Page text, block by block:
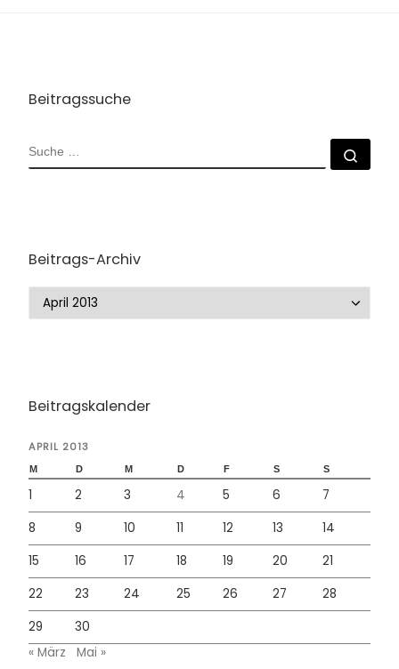
Beitragssuche
SUCHE
Beitrags-Archiv
Beitragskalender
APRIL 2013
M D M D F S S
1 2 3 4 5 6
7
8
9 10 11 12 13
14
15
16 17 18 19 20
21
22
23 24 25 26 27
28
29
30
« März
Mai »